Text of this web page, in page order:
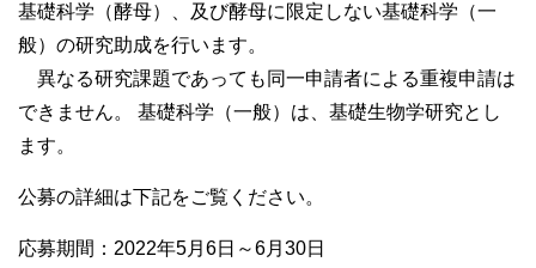
基礎科学（酵母）、及び酵母に限定しない基礎科学（一
般）の研究助成を行います。
異なる研究課題であっても同一申請者による重複申請は
できません。 基礎科学（⼀般）は、基礎⽣物学研究とし
ます。
公募の詳細は下記をご覧ください。
応募期間：2022年5月6日～6月30日